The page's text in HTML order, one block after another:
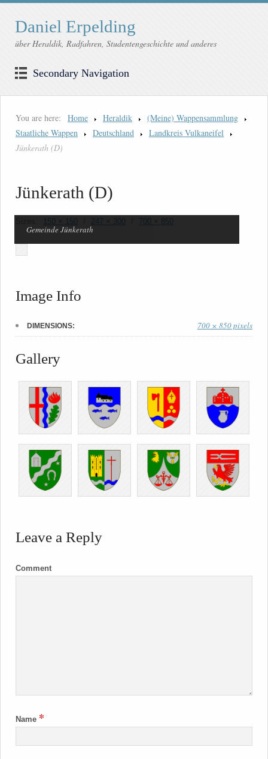
Daniel Erpelding
über Heraldik, Radfahren, Studentengeschichte und anderes
Secondary Navigation
You are here: Home Heraldik
(Meine) Wappensammlung
Staatliche Wappen
Deutschland
Landkreis Vulkaneifel
Jünkerath (D)
Jünkerath (D)
150 × 150 247 × 300 700 × 850
Gemeinde Jünkerath
Image Info
DIMENSIONS: 700 × 850 pixels
Gallery
Leave a Reply
Comment
Name *